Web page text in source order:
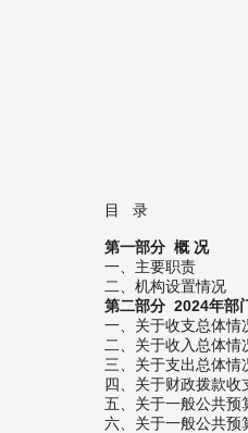
目 录
第一部分 概 况
一、主要职责
二、机构设置情况
第二部分 2024年部
一、关于收支总体情
二、关于收入总体情
三、关于支出总体情
四、关于财政拨款收
五、关于一般公共预
六、关于一般公共预